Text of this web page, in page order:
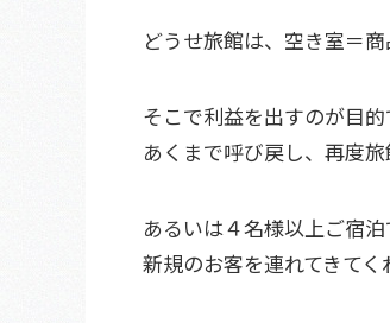
どうせ旅館は、空き室＝
そこで利益を出すのが目的
あくまで呼び戻し、再度
あるいは４名様以上ご宿
新規のお客を連れてきてく